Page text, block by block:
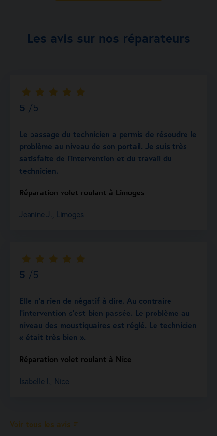
Les avis sur nos réparateurs
5 /5
Le passage du technicien a permis de résoudre le
problème au niveau de son portail. Je suis très
satisfaite de l’intervention et du travail du
technicien.
Réparation volet roulant à Limoges
Jeanine J., Limoges
5 /5
Elle n’a rien de négatif à dire. Au contraire
l’intervention s’est bien passée. Le problème au
niveau des moustiquaires est réglé. Le technicien
« était très bien ».
Réparation volet roulant à Nice
Isabelle I., Nice
Voir tous les avis